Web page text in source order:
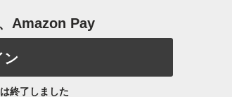
Amazon Pay
ン
終了しました